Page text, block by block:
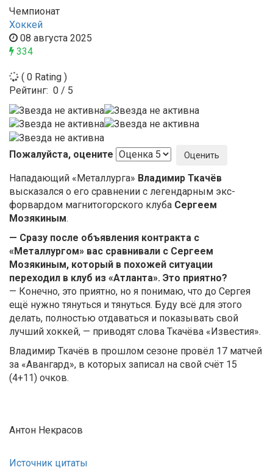
Чемпионат
Хоккей
08 августа 2025
334
( 0 Rating )
Рейтинг: 0 / 5
Пожалуйста, оцените
Нападающий «Металлурга» Владимир Ткачёв
высказался о его сравнении с легендарным экс-
форвардом магнитогорского клуба Сергеем
Мозякиным.
— Сразу после объявления контракта с
«Металлургом» вас сравнивали с Сергеем
Мозякиным, который в похожей ситуации
переходил в клуб из «Атланта». Это приятно?
— Конечно, это приятно, но я понимаю, что до Сергея
ещё нужно тянуться и тянуться. Буду всё для этого
делать, полностью отдаваться и показывать свой
лучший хоккей, — приводят слова Ткачёва «Известия».
Владимир Ткачёв в прошлом сезоне провёл 17 матчей
за «Авангард», в которых записал на свой счёт 15
(4+11) очков.
Антон Некрасов
Источник цитаты